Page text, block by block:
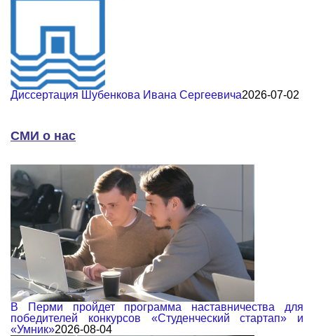
Диссертация Шубенкова Ивана Сергеевича2026-07-02
СМИ о нас
В Перми пройдет программа наставничества для
победителей конкурсов «Студенческий стартап» и
«Умник»2026-08-04